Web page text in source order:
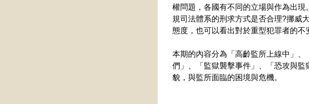
權問題，各國有不同的立場與作為出
規司法體系的刑求方式是否合理?挪威
態度，也可以看出對於重型犯罪者的不
本期的內容分為「高齡監所上線中」
們」、「監獄襲擊事件」、「恐攻與
貌，與監所面臨的困境與危機。